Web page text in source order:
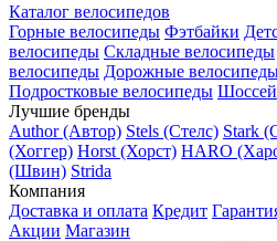
Каталог велосипедов
Горные велосипеды Фэтбайки
велосипеды Складные велосипеды
велосипеды Дорожные
Подростковые велосипеды
Лучшие бренды
Author (Автор) Stels (Стелс) Stark
(Хоггер) Horst (Хорст) HARO
(Швин) Strida
Компания
Доставка и оплата Кредит
Акции Магазин